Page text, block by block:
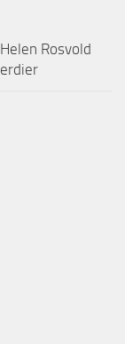
Rosvold